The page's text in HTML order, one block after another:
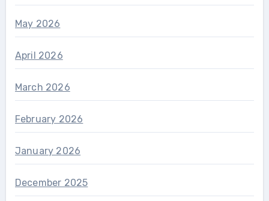
May 2026
April 2026
March 2026
February 2026
January 2026
December 2025